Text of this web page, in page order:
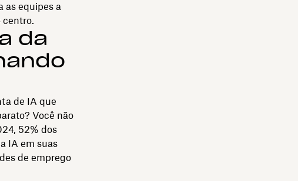
as equipes a
centro.
da
de IA que
Você não
52% dos
IA em suas
de emprego